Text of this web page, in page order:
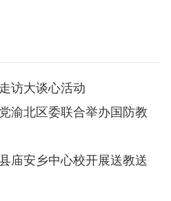
访大谈心活动
渝北区委联合举办国防教
庙安乡中心校开展送教送